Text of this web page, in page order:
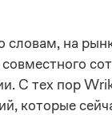
на
С тех пор
которые